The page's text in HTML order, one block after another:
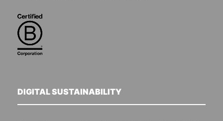
DIGITAL SUSTAINABILITY